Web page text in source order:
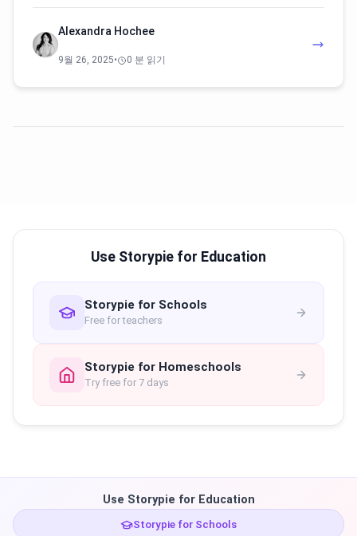
Alexandra Hochee
9월 26, 2025• 0 분 읽기
Use Storypie for Education
Storypie for Schools
Free for teachers
Storypie for Homeschools
Try free for 7 days
Use Storypie for Education
Storypie for Schools